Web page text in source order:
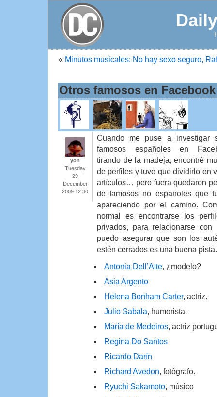
« Minutos musicales: No hay sexo seguro,
Otros famosos en Facebook
yon
Tuesday
29
December
2009 12:30
Cuando me puse a investigar
famosos españoles en
tirando de la madeja, encontré
de perfiles y tuve que dividirlo en
artículos… pero fuera quedaron
de famosos no españoles que
apareciendo por el camino.
normal es encontrarse los
privados, para relacionarse
puedo asegurar que son los
estén cerrados es una buena pista.
Antonia Dell’Atte, ¿modelo?
Asia Argento
Helena Bonham Carter, actriz.
Julio Sabala, humorista.
María de Medeiros, actriz
Regina Do Santos
Ricardo Darín
Richard Avedon, fotógrafo.
Ryuchi Sakamoto, músico